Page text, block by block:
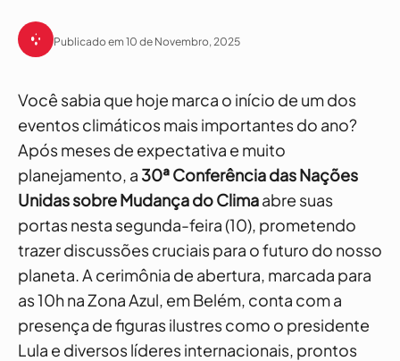
Publicado em 10 de Novembro, 2025
Você sabia que hoje marca o início de um dos
eventos climáticos mais importantes do ano?
Após meses de expectativa e muito
planejamento, a 30ª Conferência das Nações
Unidas sobre Mudança do Climaabre suas
portas nesta segunda-feira (10), prometendo
trazer discussões cruciais para o futuro do nosso
planeta. A cerimônia de abertura, marcada para
as 10h na Zona Azul, em Belém, conta com a
presença de figuras ilustres como o presidente
Lula e diversos líderes internacionais, prontos